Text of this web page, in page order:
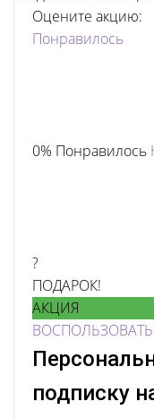
Оцените акцию:
Понравилось
0% Понравилось
?
ПОДАРОК!
АКЦИЯ
подписку